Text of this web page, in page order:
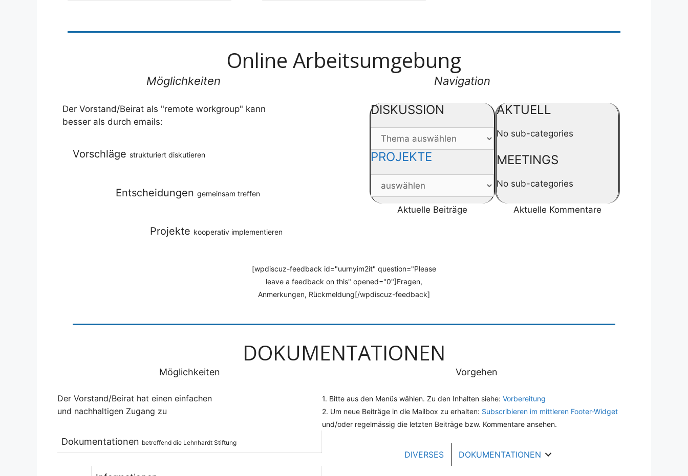
Online Arbeitsumgebung
Möglichkeiten
Der Vorstand/Beirat als "remote workgroup" kann
besser als durch emails:
Vorschläge strukturiert diskutieren
Entscheidungengemeinsam treffen
Projekte kooperativ implementieren
Navigation
DISKUSSION
PROJEKTE
AKTUELL
No sub-categories
MEETINGS
No sub-categories
Aktuelle Beiträge Aktuelle Kommentare
[wpdiscuz-feedback id="uurnyim2it" question="Please
leave a feedback on this" opened="0"]Fragen,
Anmerkungen, Rückmeldung[/wpdiscuz-feedback]
DOKUMENTATIONEN
Möglichkeiten
Der Vorstand/Beirat hat einen einfachen
und nachhaltigen Zugang zu
Dokumentationen betreffend die Lehnhardt Stiftung
Vorgehen
1. Bitte aus den Menüs wählen.Zu den Inhalten siehe:Vorbereitung
2. Um neue Beiträge in die Mailbox zu erhalten: Subscribieren im mittleren Footer-Widget
und/oder regelmässig die letzten Beiträge bzw. Kommentare ansehen.
DIVERSES DOKUMENTATIONEN